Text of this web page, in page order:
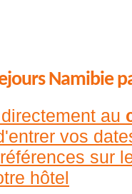
Namibie
au
vos
sur
hôtel